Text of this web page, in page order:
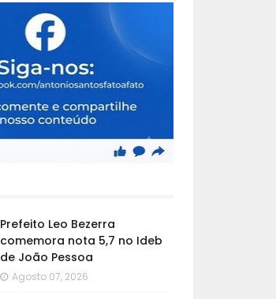
Prefeito Leo Bezerra
comemora nota 5,7 no Ideb
de João Pessoa
Agosto 07, 2026